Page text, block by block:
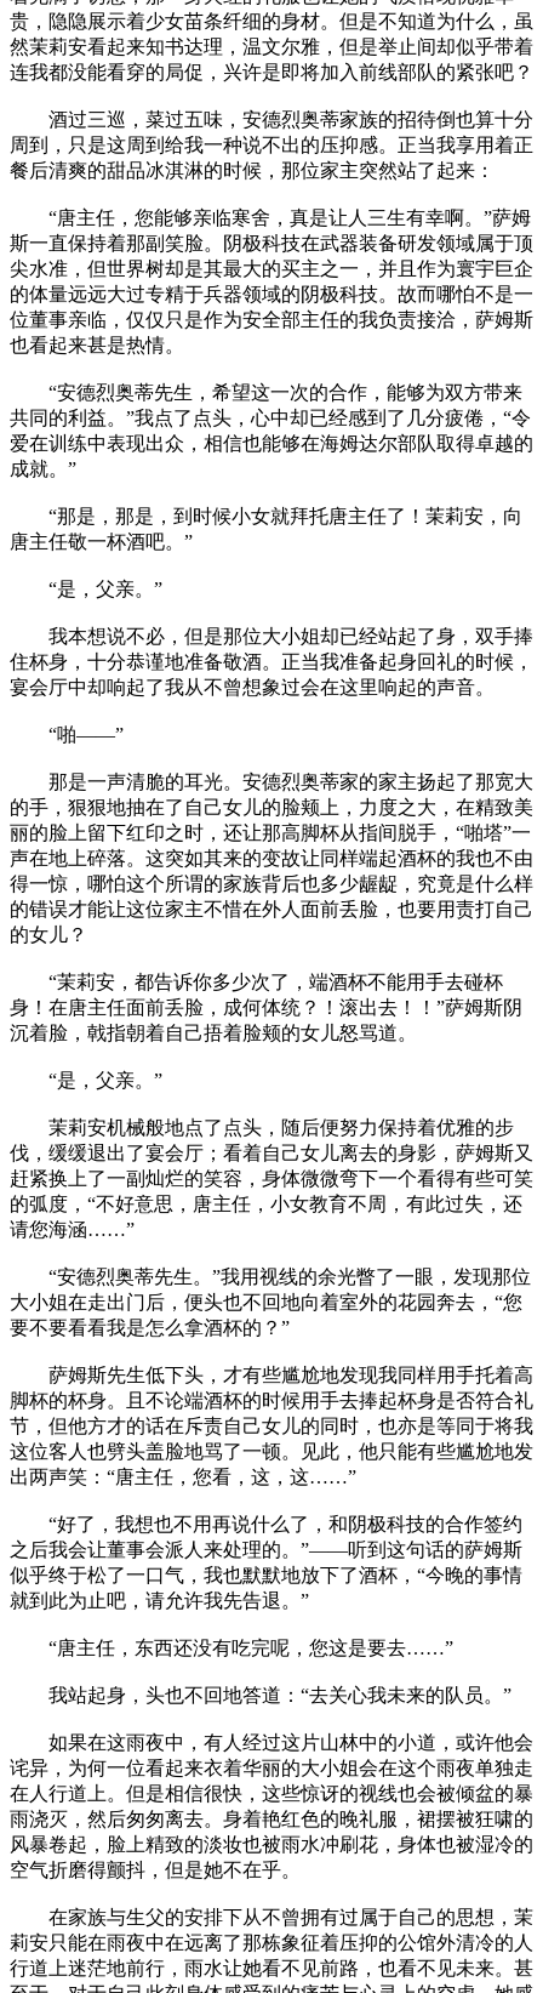
贵，隐隐展示着少女苗条纤细的身材。但是不知道为什么，虽
然茉莉安看起来知书达理，温文尔雅，但是举止间却似乎带着
连我都没能看穿的局促，兴许是即将加入前线部队的紧张吧？
酒过三巡，菜过五味，安德烈奥蒂家族的招待倒也算十分
周到，只是这周到给我一种说不出的压抑感。正当我享用着正
餐后清爽的甜品冰淇淋的时候，那位家主突然站了起来：
“唐主任，您能够亲临寒舍，真是让人三生有幸啊。”萨姆
斯一直保持着那副笑脸。阴极科技在武器装备研发领域属于顶
尖水准，但世界树却是其最大的买主之一，并且作为寰宇巨企
的体量远远大过专精于兵器领域的阴极科技。故而哪怕不是一
位董事亲临，仅仅只是作为安全部主任的我负责接洽，萨姆斯
也看起来甚是热情。
“安德烈奥蒂先生，希望这一次的合作，能够为双方带来
共同的利益。”我点了点头，心中却已经感到了几分疲倦，“令
爱在训练中表现出众，相信也能够在海姆达尔部队取得卓越的
成就。”
“那是，那是，到时候小女就拜托唐主任了！茉莉安，向
唐主任敬一杯酒吧。”
“是，父亲。”
我本想说不必，但是那位大小姐却已经站起了身，双手捧
住杯身，十分恭谨地准备敬酒。正当我准备起身回礼的时候，
宴会厅中却响起了我从不曾想象过会在这里响起的声音。
“啪——”
那是一声清脆的耳光。安德烈奥蒂家的家主扬起了那宽大
的手，狠狠地抽在了自己女儿的脸颊上，力度之大，在精致美
丽的脸上留下红印之时，还让那高脚杯从指间脱手，“啪塔”一
声在地上碎落。这突如其来的变故让同样端起酒杯的我也不由
得一惊，哪怕这个所谓的家族背后也多少龌龊，究竟是什么样
的错误才能让这位家主不惜在外人面前丢脸，也要用责打自己
的女儿？
“茉莉安，都告诉你多少次了，端酒杯不能用手去碰杯
身！在唐主任面前丢脸，成何体统？！滚出去！！”萨姆斯阴
沉着脸，戟指朝着自己捂着脸颊的女儿怒骂道。
“是，父亲。”
茉莉安机械般地点了点头，随后便努力保持着优雅的步
伐，缓缓退出了宴会厅；看着自己女儿离去的身影，萨姆斯又
赶紧换上了一副灿烂的笑容，身体微微弯下一个看得有些可笑
的弧度，“不好意思，唐主任，小女教育不周，有此过失，还
请您海涵……”
“安德烈奥蒂先生。”我用视线的余光瞥了一眼，发现那位
大小姐在走出门后，便头也不回地向着室外的花园奔去，“您
要不要看看我是怎么拿酒杯的？”
萨姆斯先生低下头，才有些尴尬地发现我同样用手托着高
脚杯的杯身。且不论端酒杯的时候用手去捧起杯身是否符合礼
节，但他方才的话在斥责自己女儿的同时，也亦是等同于将我
这位客人也劈头盖脸地骂了一顿。见此，他只能有些尴尬地发
出两声笑：“唐主任，您看，这，这……”
“好了，我想也不用再说什么了，和阴极科技的合作签约
之后我会让董事会派人来处理的。”——听到这句话的萨姆斯
似乎终于松了一口气，我也默默地放下了酒杯，“今晚的事情
就到此为止吧，请允许我先告退。”
“唐主任，东西还没有吃完呢，您这是要去……”
我站起身，头也不回地答道：“去关心我未来的队员。”
如果在这雨夜中，有人经过这片山林中的小道，或许他会
诧异，为何一位看起来衣着华丽的大小姐会在这个雨夜单独走
在人行道上。但是相信很快，这些惊讶的视线也会被倾盆的暴
雨浇灭，然后匆匆离去。身着艳红色的晚礼服，裙摆被狂啸的
风暴卷起，脸上精致的淡妆也被雨水冲刷花，身体也被湿冷的
空气折磨得颤抖，但是她不在乎。
在家族与生父的安排下从不曾拥有过属于自己的思想，茉
莉安只能在雨夜中在远离了那栋象征着压抑的公馆外清冷的人
行道上迷茫地前行，雨水让她看不见前路，也看不见未来。甚